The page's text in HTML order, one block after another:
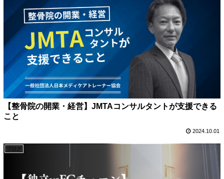
【整骨院の開業・経営】JMTAコンサルタントが支援できる
こと
2024.10.01
ブログ